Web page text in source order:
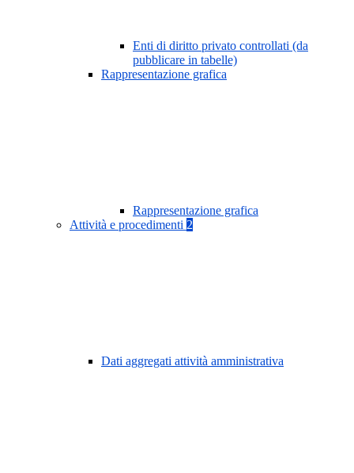
Enti di diritto privato controllati (da
pubblicare in tabelle)
Rappresentazione grafica
Rappresentazione grafica
Attività e procedimenti 2
Dati aggregati attività amministrativa